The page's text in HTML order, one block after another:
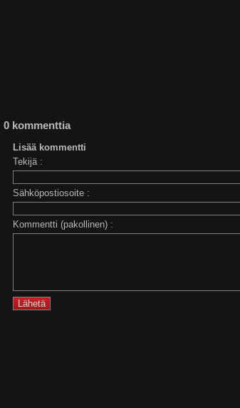
0 kommenttia
Lisää kommentti
Tekijä :
Sähköpostiosoite :
Kommentti (pakollinen) :